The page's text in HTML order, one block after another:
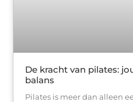
De kracht van pilates:
balans
Pilates is meer dan alleen